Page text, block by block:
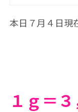
本日７ 月４ 日現
１ｇ＝